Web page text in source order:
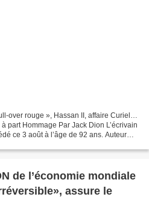
part Hommage Par Jack Dion L’écrivain
ce 3 août à l’âge de 92 ans. Auteur
de l’économie mondiale
assure le